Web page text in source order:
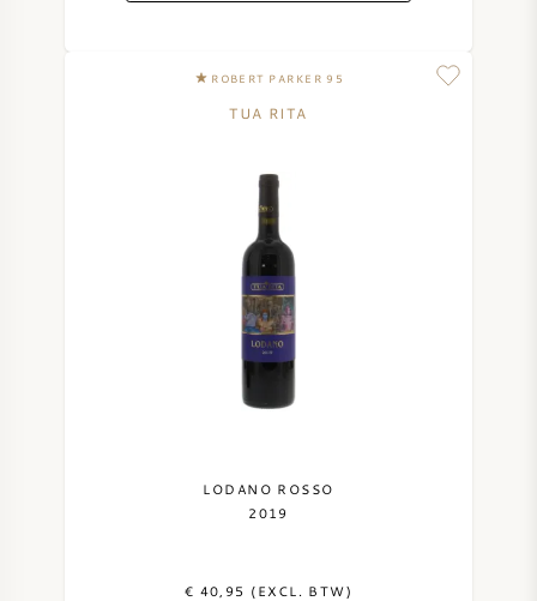
ROBERT PARKER 95
TUA RITA
LODANO ROSSO
2019
€ 40,95 (EXCL. BTW)